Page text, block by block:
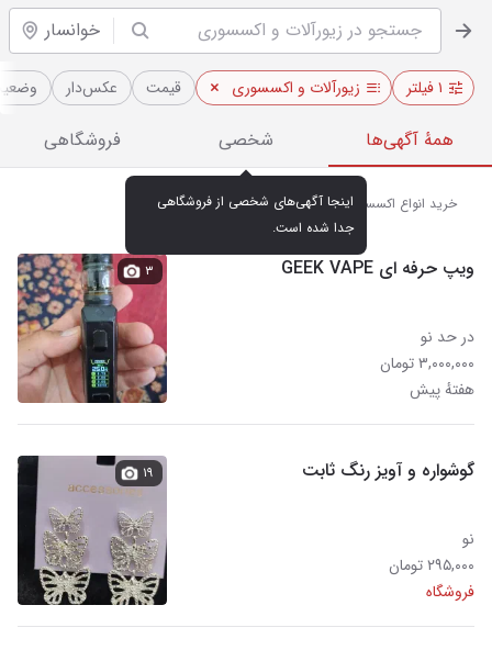
خوانسار
۱ فیلتر زیورآلات و اکسسوری قیمت عکس‌دار
همهٔ آگهی‌ها شخصی فروشگاهی
جدا شده است.
خرید انواع اکسسوری زنانه و مردانه در خوانسار
ویپ حرفه ای GEEK VAPE
در حد نو
۳,۰۰۰,۰۰۰ تومان
هفتهٔ پیش
۳
گوشواره و آویز رنگ ثابت
نو
۲۹۵,۰۰۰ تومان
فروشگاه
۱۹